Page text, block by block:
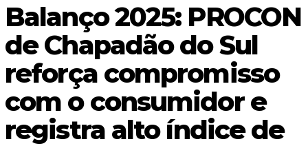
Balanço 2025: PROCON
de Chapadão do Sul
reforça compromisso
com o consumidor e
registra alto índice de